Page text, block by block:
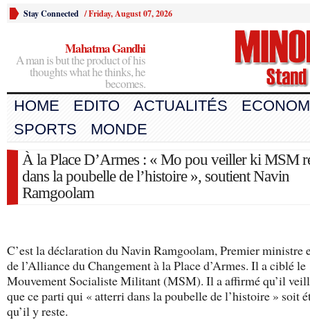
Stay Connected /Friday, August 07, 2026
Mahatma Gandhi
A man is but the product of his
thoughts what he thinks, he
becomes.
HOME EDITO ACTUALITÉS
SPORTS
MONDE
À la Place D’Armes : « Mo pou veiller ki MSM
dans la poubelle de l’histoire », soutient Navin
Ramgoolam
C’est la déclaration du Navin Ramgoolam, Premier ministre
de l’Alliance du Changement à la Place d’Armes. Il a ciblé le
Mouvement Socialiste Militant (MSM). Il a affirmé qu’il
que ce parti qui « atterri dans la poubelle de l’histoire » soit
qu’il y reste.